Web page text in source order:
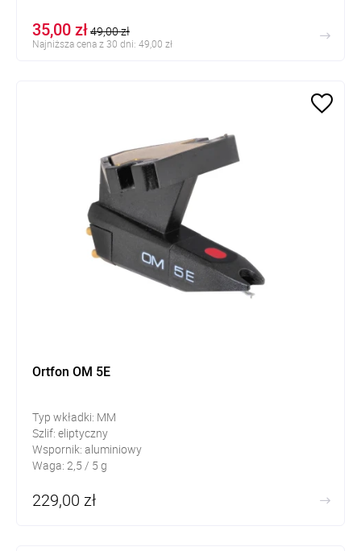
35,00 zł49,00 zł
Najniższa cena z 30 dni: 49,00 zł
Ortfon OM 5E
Typ wkładki: MM
Szlif: eliptyczny
Wspornik: aluminiowy
Waga: 2,5 / 5 g
229,00 zł